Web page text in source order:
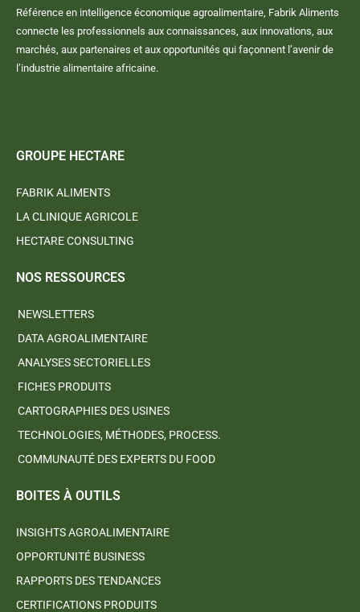
Référence en intelligence économique agroalimentaire, Fabrik Aliments
connecte les professionnels aux connaissances, aux innovations, aux
marchés, aux partenaires et aux opportunités qui façonnent l’avenir de
l’industrie alimentaire africaine.
GROUPE HECTARE
FABRIK ALIMENTS
LA CLINIQUE AGRICOLE
HECTARE CONSULTING
NOS RESSOURCES
NEWSLETTERS
DATA AGROALIMENTAIRE
ANALYSES SECTORIELLES
FICHES PRODUITS
CARTOGRAPHIES DES USINES
TECHNOLOGIES, MÉTHODES, PROCESS.
COMMUNAUTÉ DES EXPERTS DU FOOD
BOITES À OUTILS
INSIGHTS AGROALIMENTAIRE
OPPORTUNITÉ BUSINESS
RAPPORTS DES TENDANCES
CERTIFICATIONS PRODUITS